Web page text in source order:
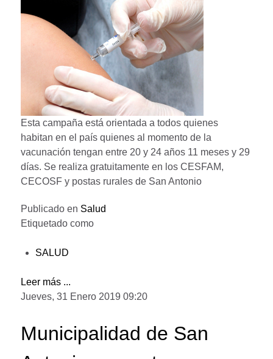
Esta campaña está orientada a todos quienes
habitan en el país quienes al momento de la
vacunación tengan entre 20 y 24 años 11 meses y 29
días. Se realiza gratuitamente en los CESFAM,
CECOSF y postas rurales de San Antonio
Publicado en Salud
Etiquetado como
SALUD
Leer más ...
Jueves, 31 Enero 2019 09:20
Municipalidad de San